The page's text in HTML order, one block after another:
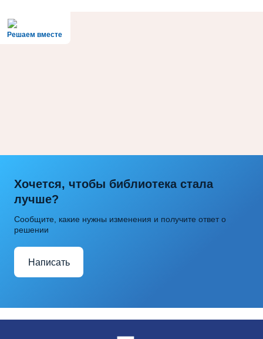
Решаем вместе
Хочется, чтобы библиотека стала
лучше?
Сообщите, какие нужны изменения и получите ответ о
решении
Написать